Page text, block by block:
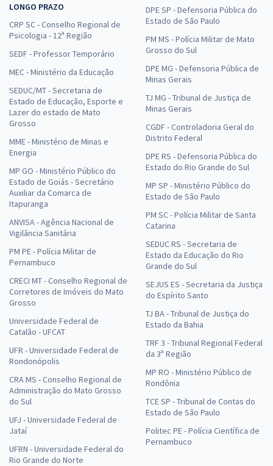
LONGO PRAZO
CRP SC - Conselho Regional de
Psicologia - 12ª Região
SEDF - Professor Temporário
MEC - Ministério da Educação
SEDUC/MT - Secretaria de
Estado de Educação, Esporte e
Lazer do estado de Mato
Grosso
MME - Ministério de Minas e
Energia
MP GO - Ministério Público do
Estado de Goiás - Secretário
Auxiliar da Comarca de
Itapuranga
ANVISA - Agência Nacional de
Vigilância Sanitária
PM PE - Polícia Militar de
Pernambuco
CRECI MT - Conselho Regional de
Corretores de Imóveis do Mato
Grosso
Universidade Federal de
Catalão - UFCAT
UFR - Universidade Federal de
Rondonópolis
CRA MS - Conselho Regional de
Administração do Mato Grosso
do Sul
UFJ - Universidade Federal de
Jataí
UFRN - Universidade Federal do
Rio Grande do Norte
DPE SP - Defensoria Pública do
Estado de São Paulo
PM MS - Polícia Militar de Mato
Grosso do Sul
DPE MG - Defensoria Pública de
Minas Gerais
TJ MG - Tribunal de Justiça de
Minas Gerais
CGDF - Controladoria Geral do
Distrito Federal
DPE RS - Defensoria Pública do
Estado do Rio Grande do Sul
MP SP - Ministério Público do
Estado de São Paulo
PM SC - Polícia Militar de Santa
Catarina
SEDUC RS - Secretaria de
Estado da Educação do Rio
Grande do Sul
SEJUS ES - Secretaria da Justiça
do Espírito Santo
TJ BA - Tribunal de Justiça do
Estado da Bahia
TRF 3 - Tribunal Regional Federal
da 3ª Região
MP RO - Ministério Público de
Rondônia
TCE SP - Tribunal de Contas do
Estado de São Paulo
Politec PE - Polícia Científica de
Pernambuco